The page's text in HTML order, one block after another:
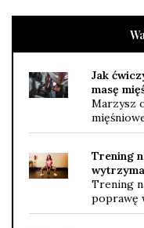
Jak
masę
Marzysz
Trening
Trening
poprawę